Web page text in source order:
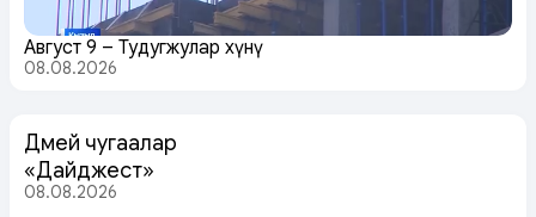
Август 9 – Тудугжулар хүнү
08.08.2026
Дөмей чугаалар
«Дайджест»
08.08.2026